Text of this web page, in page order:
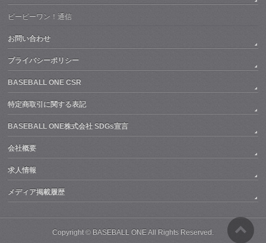
ビービーワン！通信
お問い合わせ
プライバシーポリシー
BASEBALL ONE CSR
特定商取引に関する表記
BASEBALL ONE株式会社 SDGs宣言
会社概要
求人情報
メディア掲載履歴
Copyright © BASEBALL ONEAll Rights Reserved.